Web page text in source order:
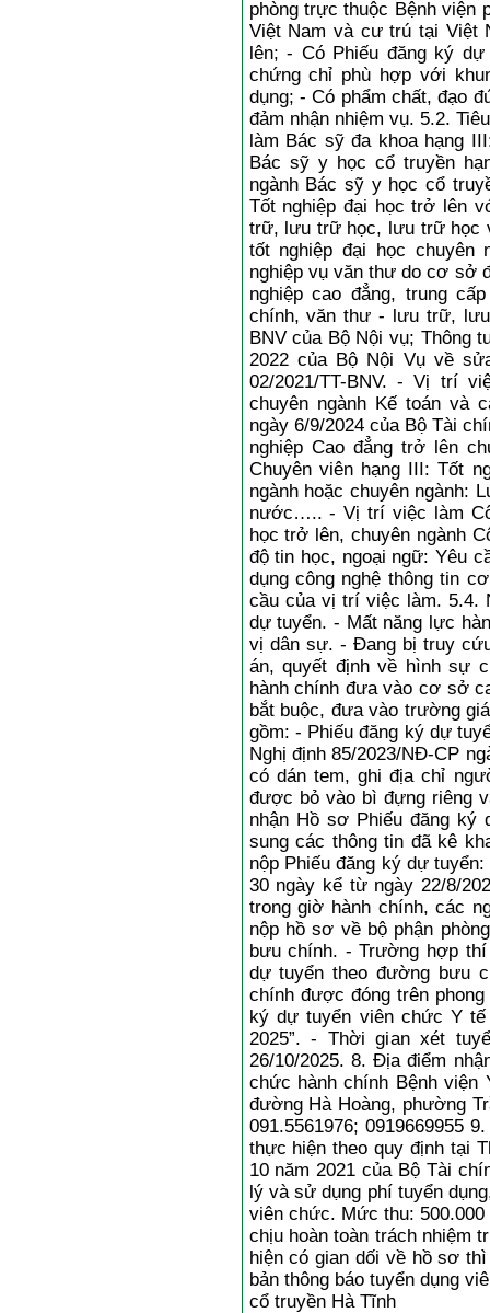
phòng trực thuộc Bệnh viện
Việt Nam và cư trú tại Việt
lên; - Có Phiếu đăng ký
chứng chỉ phù hợp với
dụng; - Có phẩm chất, đạo
đảm nhận nhiệm vụ. 5.2.
làm Bác sỹ đa khoa hạng
Bác sỹ y học cổ truyền
ngành Bác sỹ y học cổ
Tốt nghiệp đại học trở lên
trữ, lưu trữ học, lưu trữ học
tốt nghiệp đại học chuyên
nghiệp vụ văn thư do cơ sở
nghiệp cao đẳng, trung
chính, văn thư - lưu trữ,
BNV của Bộ Nội vụ; Thông
2022 của Bộ Nội Vụ về
02/2021/TT-BNV. - Vị trí
chuyên ngành Kế toán và
ngày 6/9/2024 của Bộ Tài
nghiệp Cao đẳng trở lên
Chuyên viên hạng III: Tốt
ngành hoặc chuyên ngành:
nước….. - Vị trí việc làm
học trở lên, chuyên ngành
độ tin học, ngoại ngữ: Yêu
dụng công nghệ thông tin
cầu của vị trí việc làm. 5.4.
dự tuyển. - Mất năng lực
vị dân sự. - Đang bị truy
án, quyết định về hình sự
hành chính đưa vào cơ sở
bắt buộc, đưa vào trường
gồm: - Phiếu đăng ký dự
Nghị định 85/2023/NĐ-CP
có dán tem, ghi địa chỉ
được bỏ vào bì đựng riêng
nhận Hồ sơ Phiếu đăng
sung các thông tin đã kê
nộp Phiếu đăng ký dự
30 ngày kể từ ngày 22/8/
trong giờ hành chính, các
nộp hồ sơ về bộ phận
bưu chính. - Trường hợp
dự tuyển theo đường bưu
chính được đóng trên
ký dự tuyển viên chức Y
2025”. - Thời gian xét
26/10/2025. 8. Địa điểm
chức hành chính Bệnh
đường Hà Hoàng, phường
091.5561976; 0919669955
thực hiện theo quy định tại
10 năm 2021 của Bộ Tài
lý và sử dụng phí tuyển
viên chức. Mức thu:
chịu hoàn toàn trách nhiệm
hiện có gian dối về hồ sơ
bản thông báo tuyển dụng
cổ truyền Hà Tĩnh